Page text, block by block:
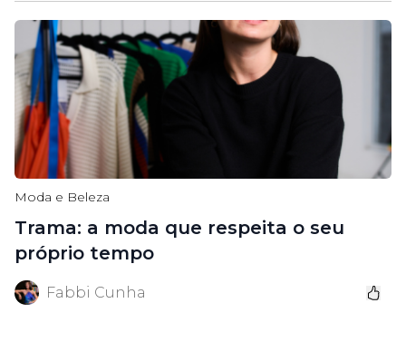
Moda e Beleza
Trama: a moda que respeita o seu
próprio tempo
Fabbi Cunha